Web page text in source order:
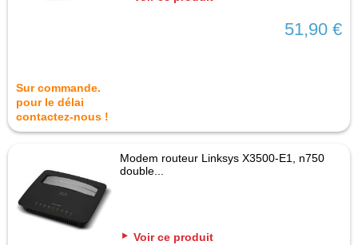
51,90 €
Sur commande.
pour le délai
contactez-nous !
Modem routeur Linksys X3500-E1, n750
double...
Voir ce produit